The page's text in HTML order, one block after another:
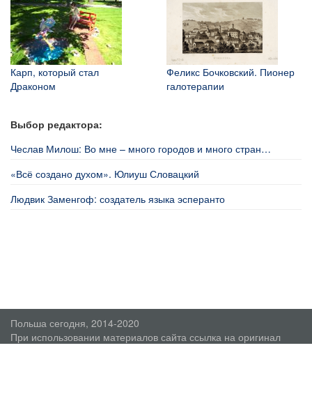
Карп, который стал
Драконом
Феликс Бочковский. Пионер
галотерапии
Выбор редактора:
Чеслав Милош: Во мне – много городов и много стран…
«Всё создано духом». Юлиуш Словацкий
Людвик Заменгоф: создатель языка эсперанто
Польша сегодня, 2014-2020
При использовании материалов сайта ссылка на оригинал